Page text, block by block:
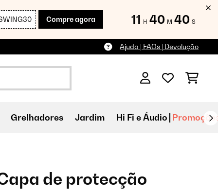
Compre agora 11 H 40 M 39 S
Ajuda | FAQs | Devolução
Grelhadores Jardim Hi Fi e Áudio
de protecção